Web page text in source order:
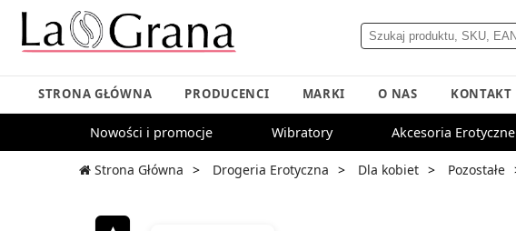
STRONA GŁÓWNA PRODUCENCI MARKI O NAS KONTAKT
Nowości i promocje Wibratory Akcesoria Erotyczne
Strona Główna Drogeria Erotyczna Dla kobiet Pozostałe